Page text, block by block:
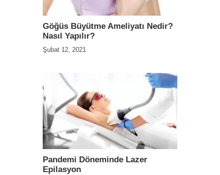
Göğüs Büyütme Ameliyatı Nedir?
Nasıl Yapılır?
Şubat 12, 2021
Pandemi Döneminde Lazer
Epilasyon